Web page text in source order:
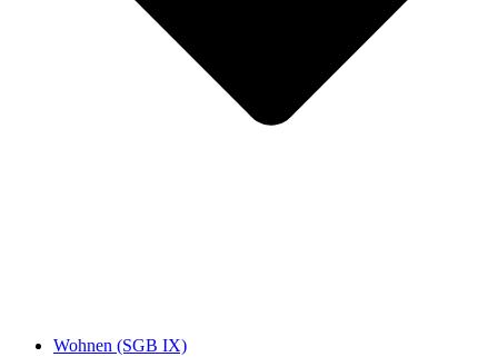
Wohnen (SGB IX)